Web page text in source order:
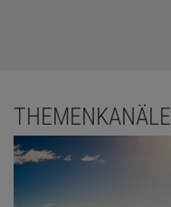
THEMENKANÄLE